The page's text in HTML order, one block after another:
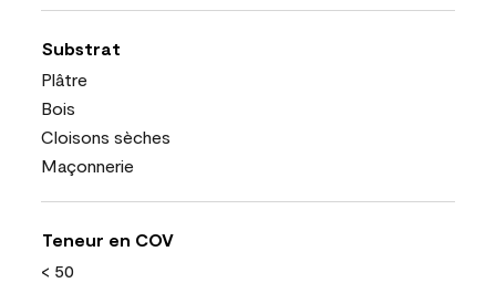
Substrat
Plâtre
Bois
Cloisons sèches
Maçonnerie
Teneur en COV
< 50